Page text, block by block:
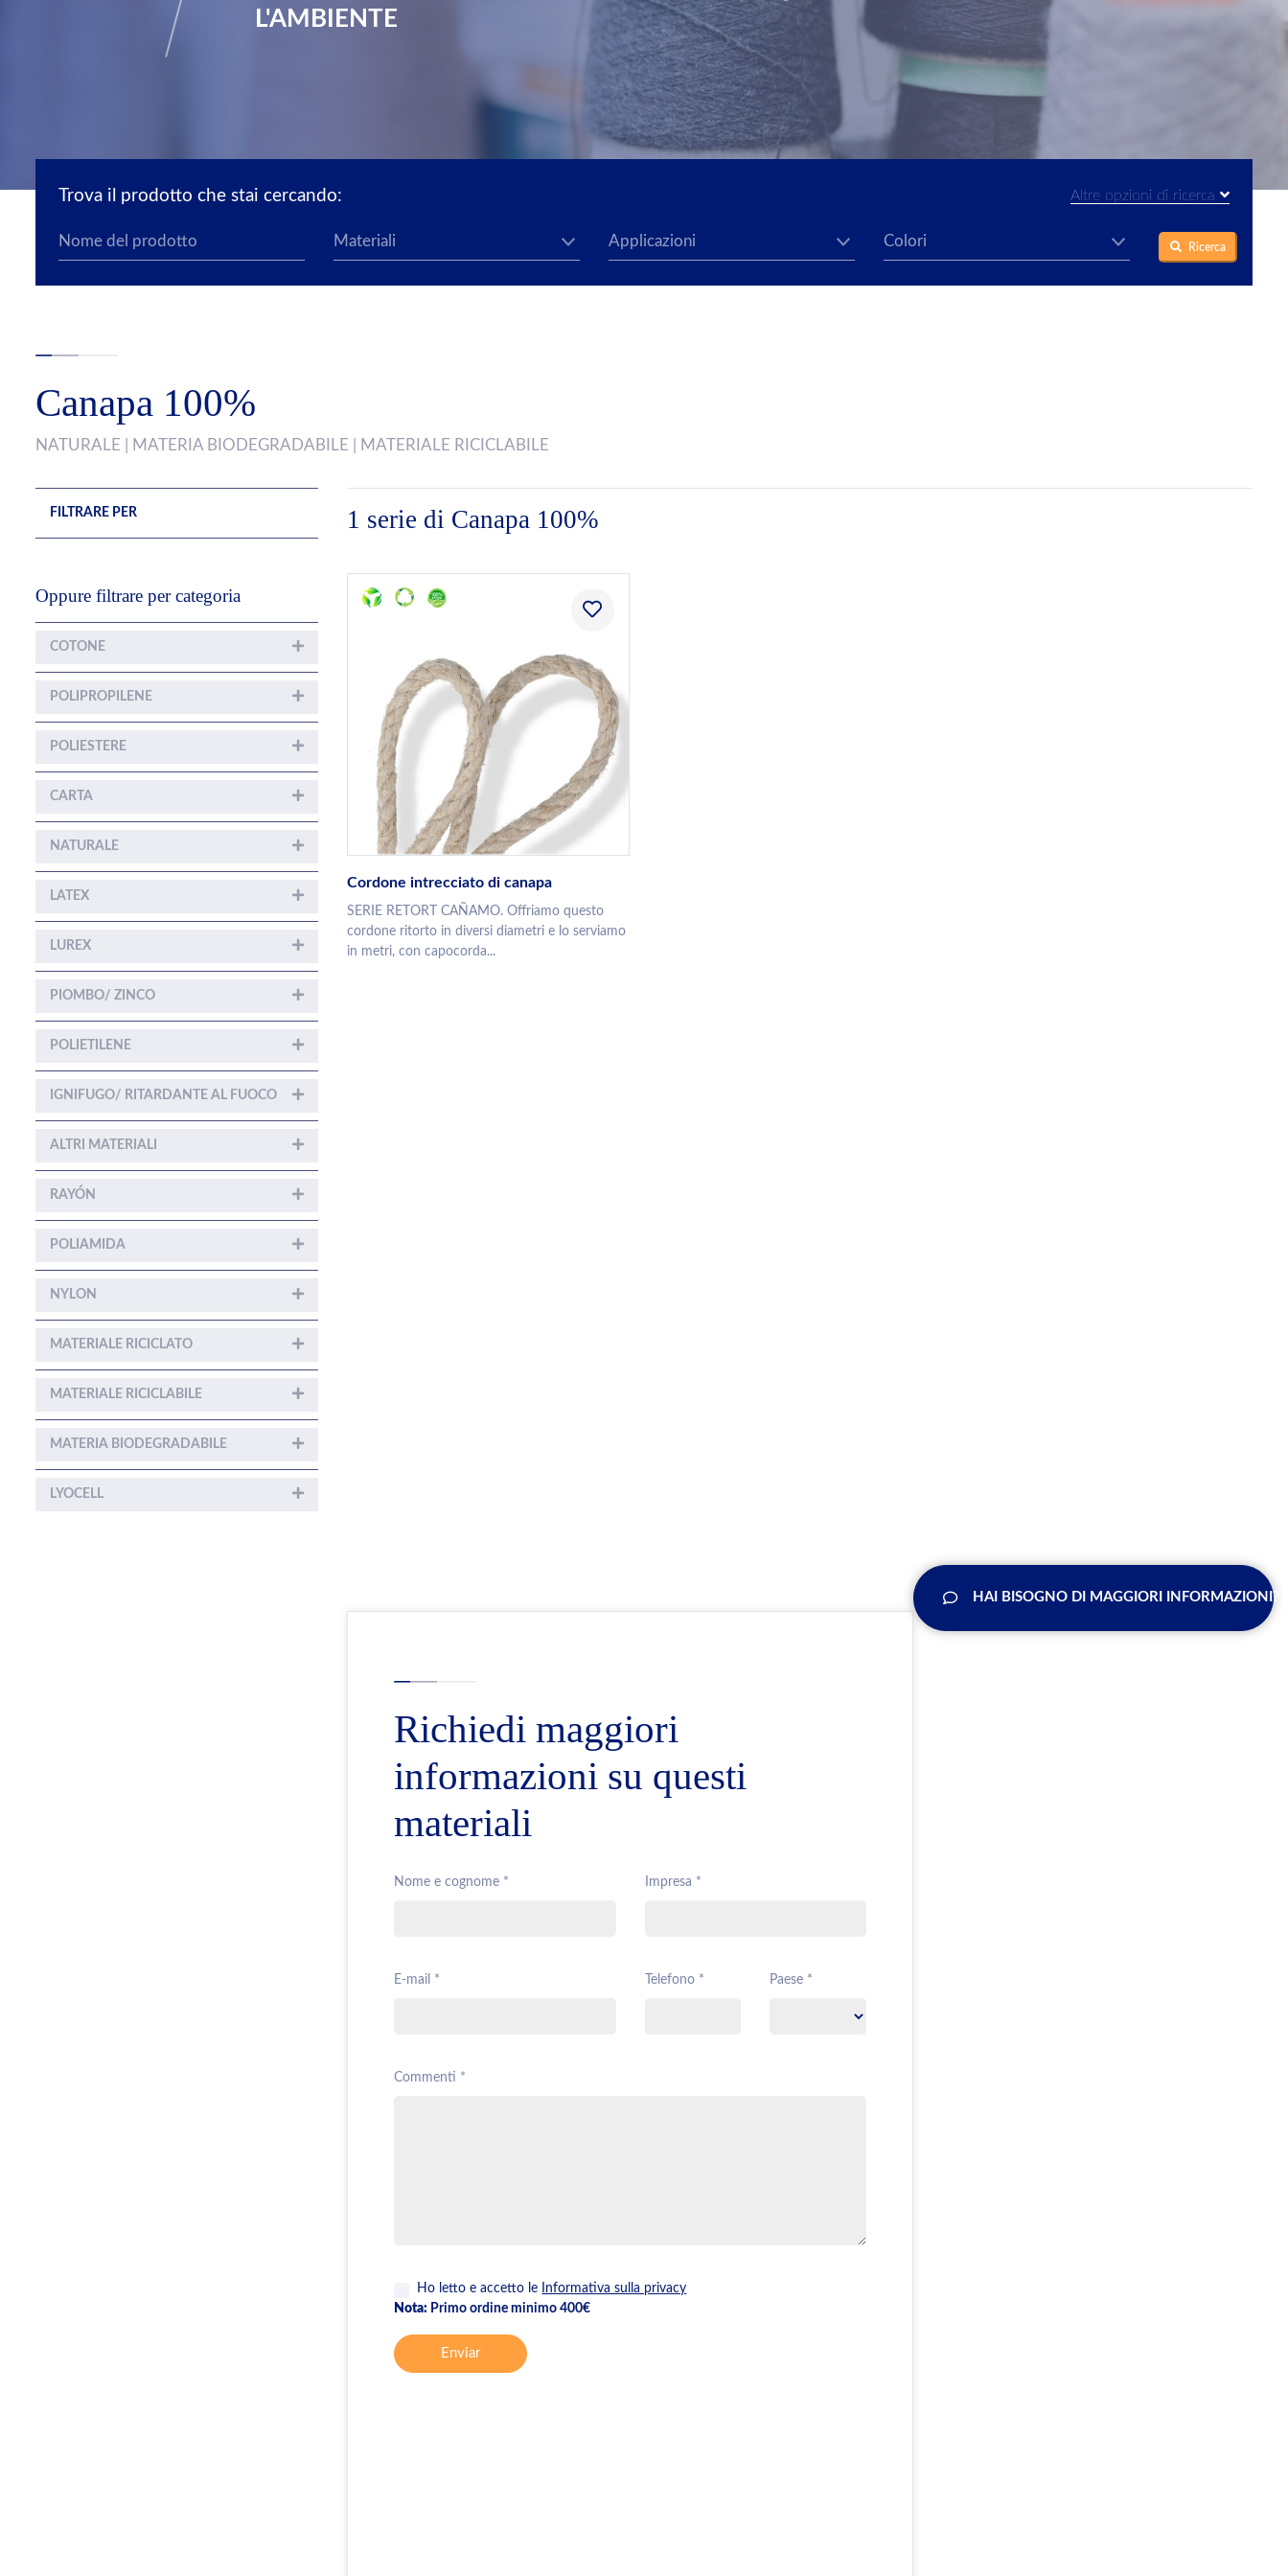
L'AMBIENTE
Trova il prodotto che stai cercando: Altre opzioni di ricerca
Ricerca
Canapa 100%
NATURALE | MATERIA BIODEGRADABILE | MATERIALE RICICLABILE
FILTRARE PER
Oppure filtrare per categoria
COTONE
POLIPROPILENE
POLIESTERE
CARTA
NATURALE
LATEX
LUREX
PIOMBO/ ZINCO
POLIETILENE
IGNIFUGO/ RITARDANTE AL FUOCO
ALTRI MATERIALI
RAYÓN
POLIAMIDA
NYLON
MATERIALE RICICLATO
MATERIALE RICICLABILE
MATERIA BIODEGRADABILE
LYOCELL
1 serie di Canapa 100%
Cordone intrecciato di canapa
SERIE RETORT CAÑAMO. Offriamo questo
cordone ritorto in diversi diametri e lo serviamo
in metri, con capocorda...
HAI BISOGNO DI MAGGIORI INFORMAZIONI?
Richiedi maggiori
informazioni su questi
materiali
Nome e cognome * Impresa *
E-mail * Telefono * Paese *
Commenti *
Ho letto e accetto le
Informativa sulla privacy
Nota: Primo ordine minimo 400€
Enviar